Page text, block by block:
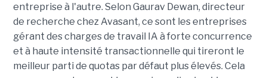
entreprise à l'autre. Selon Gaurav Dewan, directeur
de recherche chez Avasant, ce sont les entreprises
gérant des charges de travail IA à forte concurrence
et à haute intensité transactionnelle qui tireront le
meilleur parti de quotas par défaut plus élevés. Cela